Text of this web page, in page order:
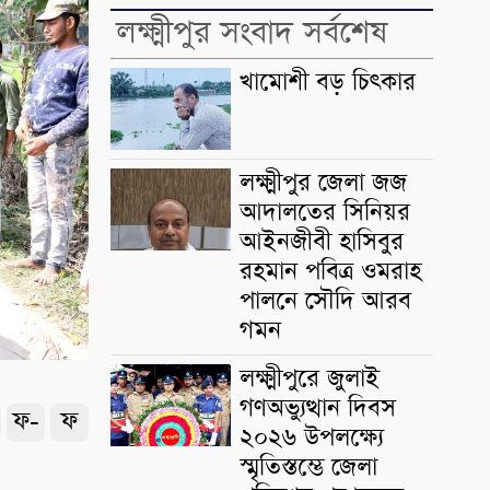
ফ- ফ
লক্ষ্মীপুর সংবাদ সর্বশেষ
খামোশী বড় চিৎকার
লক্ষ্মীপুর জেলা জজ
আদালতের সিনিয়র
আইনজীবী হাসিবুর
রহমান পবিত্র ওমরাহ
পালনে সৌদি আরব
গমন
লক্ষ্মীপুরে জুলাই
গণঅভ্যুত্থান দিবস
২০২৬ উপলক্ষ্যে
স্মৃতিস্তম্ভে জেলা